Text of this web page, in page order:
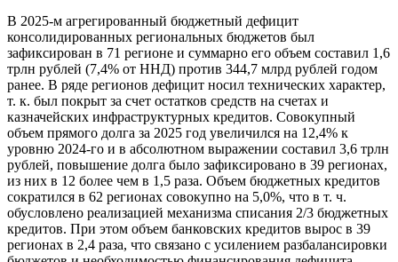
В 2025-м агрегированный бюджетный дефицит
консолидированных региональных бюджетов был
зафиксирован в 71 регионе и суммарно его объем составил 1,6
трлн рублей (7,4% от ННД) против 344,7 млрд рублей годом
ранее. В ряде регионов дефицит носил технических характер,
т. к. был покрыт за счет остатков средств на счетах и
казначейских инфраструктурных кредитов. Совокупный
объем прямого долга за 2025 год увеличился на 12,4% к
уровню 2024-го и в абсолютном выражении составил 3,6 трлн
рублей, повышение долга было зафиксировано в 39 регионах,
из них в 12 более чем в 1,5 раза. Объем бюджетных кредитов
сократился в 62 регионах совокупно на 5,0%, что в т. ч.
обусловлено реализацией механизма списания 2/3 бюджетных
кредитов. При этом объем банковских кредитов вырос в 39
регионах в 2,4 раза, что связано с усилением разбалансировки